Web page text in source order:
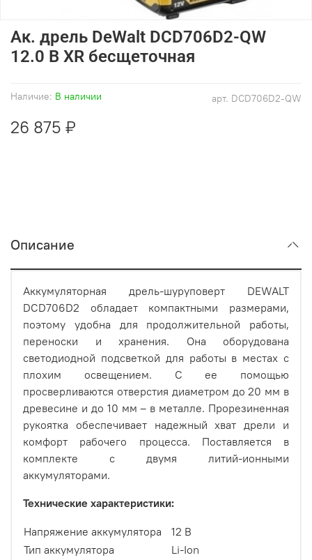
арт. DCD706D2-QW
Наличие: В наличии
Ак. дрель DeWalt DCD706D2-QW
12.0 B XR бесщеточная
26 875 ₽
Описание
Аккумуляторная дрель-шуруповерт DEWALT
DCD706D2 обладает компактными размерами,
поэтому удобна для продолжительной работы,
переноски и хранения. Она оборудована
светодиодной подсветкой для работы в местах с
плохим освещением. С ее помощью
просверливаются отверстия диаметром до 20 мм в
древесине и до 10 мм – в металле. Прорезиненная
рукоятка обеспечивает надежный хват дрели и
комфорт рабочего процесса. Поставляется в
комплекте с двумя литий-ионными
аккумуляторами.
Технические характеристики:
Напряжение аккумулятора
12 В
Тип аккумулятора
Li-Ion